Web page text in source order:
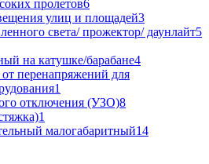
пролетов6
улиц и площадей3
света/ прожектор/ даунлайт5
на катушке/барабане4
перенапряжений для
1
отключения (УЗО)8
1
малогабаритный14